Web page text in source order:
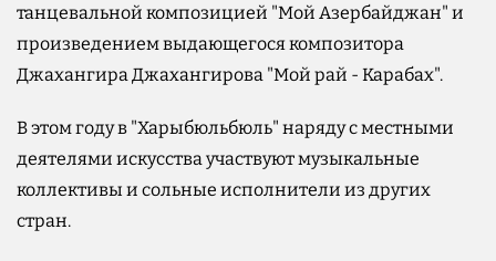
танцевальной композицией "Мой Азербайджан" и
произведением выдающегося композитора
Джахангира Джахангирова "Мой рай - Карабах".
В этом году в "Харыбюльбюль" наряду с местными
деятелями искусства участвуют музыкальные
коллективы и сольные исполнители из других
стран.